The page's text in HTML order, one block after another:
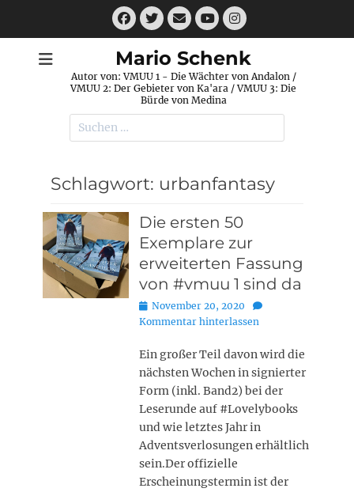
Facebook
Twitter
E-
MailYouTube
Instagram
Mario Schenk
Autor von: VMUU 1 - Die Wächter von Andalon /
VMUU 2: Der Gebieter von Ka'ara / VMUU 3: Die
Bürde von Medina
Suchen
nach:
Schlagwort: urbanfantasy
Die ersten 50
Exemplare zur
erweiterten Fassung
von #vmuu 1 sind da
Posted
on
November 20, 2020
Kommentar hinterlassen
Ein großer Teil davon wird die
nächsten Wochen in signierter
Form (inkl. Band2) bei der
Leserunde auf #Lovelybooks
und wie letztes Jahr in
Adventsverlosungen erhältlich
sein.Der offizielle
Erscheinungstermin ist der